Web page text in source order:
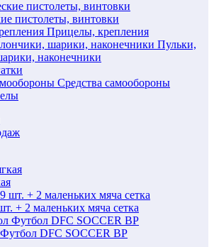
пистолеты, винтовки
Прицелы, крепления
Пульки,
наконечники
Средства самообороны
+ 2 маленьких мяча сетка
DFC SOCCER BP